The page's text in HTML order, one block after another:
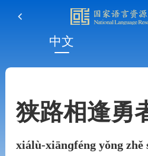
中文
狭路相逢勇
xiálù-xiānɡféng yǒng zhě